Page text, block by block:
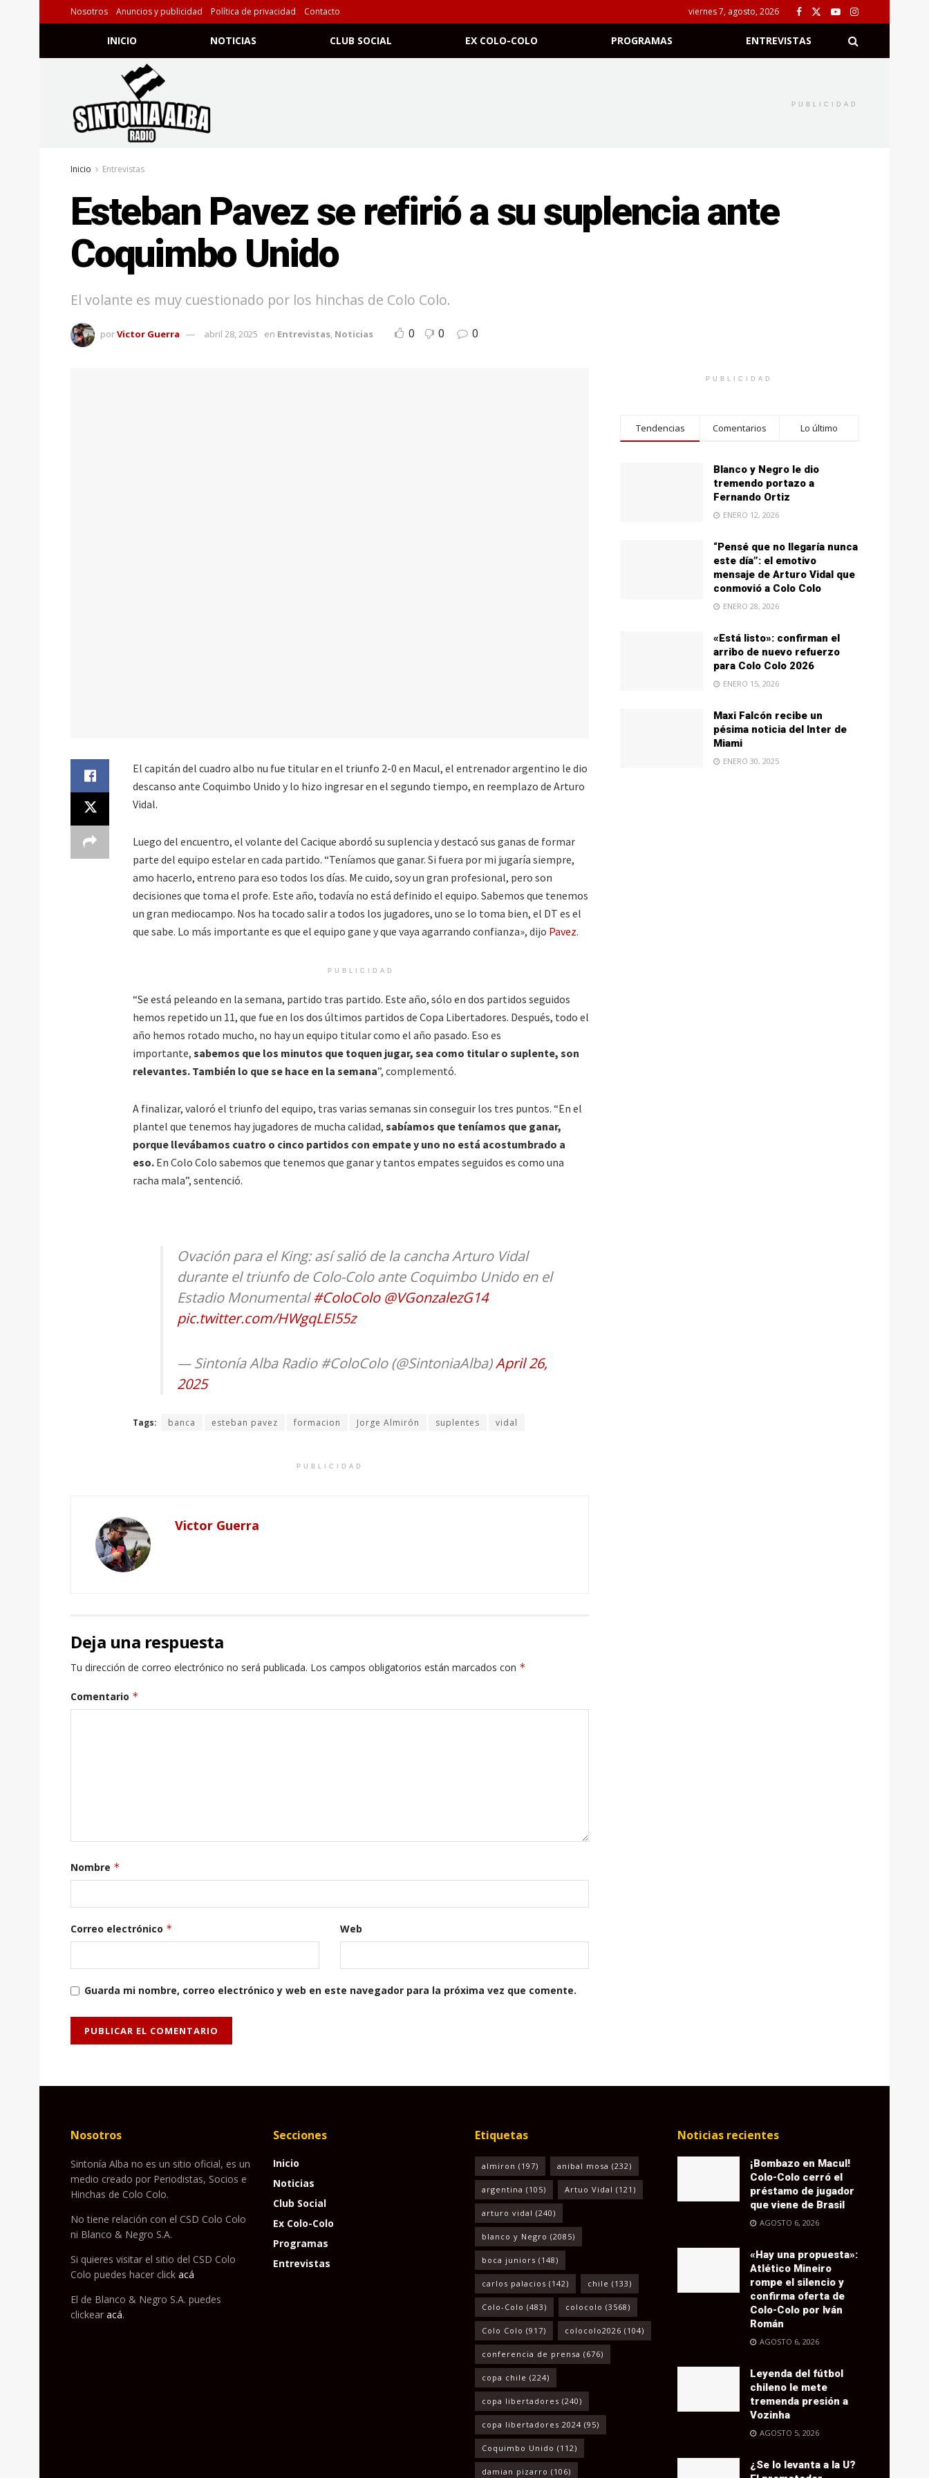
Nosotros Anuncios y publicidad Política de privacidad Contacto viernes 7, agosto, 2026
INICIO NOTICIAS CLUB SOCIAL EX COLO-COLO PROGRAMAS ENTREVISTAS
PUBLICIDAD
Inicio Entrevistas
Esteban Pavez se refirió a su suplencia ante
Coquimbo Unido
El volante es muy cuestionado por los hinchas de Colo Colo.
porVictor Guerra abril 28, 2025 en Entrevistas, Noticias 0 0 0
El capitán del cuadro albo nu fue titular en el triunfo 2-0 en Macul, el entrenador argentino le dio
descanso ante Coquimbo Unido y lo hizo ingresar en el segundo tiempo, en reemplazo de Arturo
Vidal.
Luego del encuentro, el volante del Cacique abordó su suplencia y destacó sus ganas de formar
parte del equipo estelar en cada partido. “Teníamos que ganar. Si fuera por mi jugaría siempre,
amo hacerlo, entreno para eso todos los días. Me cuido, soy un gran profesional, pero son
decisiones que toma el profe. Este año, todavía no está definido el equipo. Sabemos que tenemos
un gran mediocampo. Nos ha tocado salir a todos los jugadores, uno se lo toma bien, el DT es el
que sabe. Lo más importante es que el equipo gane y que vaya agarrando confianza», dijo Pavez.
PUBLICIDAD
“Se está peleando en la semana, partido tras partido. Este año, sólo en dos partidos seguidos
hemos repetido un 11, que fue en los dos últimos partidos de Copa Libertadores. Después, todo el
año hemos rotado mucho, no hay un equipo titular como el año pasado. Eso es
importante, sabemos que los minutos que toquen jugar, sea como titular o suplente, son
relevantes. También lo que se hace en la semana”, complementó.
A finalizar, valoró el triunfo del equipo, tras varias semanas sin conseguir los tres puntos. “En el
plantel que tenemos hay jugadores de mucha calidad, sabíamos que teníamos que ganar,
porque llevábamos cuatro o cinco partidos con empate y uno no está acostumbrado a
eso. En Colo Colo sabemos que tenemos que ganar y tantos empates seguidos es como una
racha mala”, sentenció.
Ovación para el King: así salió de la cancha Arturo Vidal
durante el triunfo de Colo-Colo ante Coquimbo Unido en el
Estadio Monumental#ColoColo @VGonzalezG14
pic.twitter.com/HWgqLEI55z
— Sintonía Alba Radio #ColoColo (@SintoniaAlba)April 26,
2025
Tags: banca esteban pavez formacion Jorge Almirón suplentes vidal
PUBLICIDAD
Victor Guerra
Deja una respuesta
Tu dirección de correo electrónico no será publicada. Los campos obligatorios están marcados con *
Comentario *
Nombre *
Correo electrónico * Web
Guarda mi nombre, correo electrónico y web en este navegador para la próxima vez que comente.
PUBLICIDAD
Tendencias Comentarios Lo último
Blanco y Negro le dio
tremendo portazo a
Fernando Ortiz
ENERO 12, 2026
“Pensé que no llegaría nunca
este día”: el emotivo
mensaje de Arturo Vidal que
conmovió a Colo Colo
ENERO 28, 2026
«Está listo»: confirman el
arribo de nuevo refuerzo
para Colo Colo 2026
ENERO 15, 2026
Maxi Falcón recibe un
pésima noticia del Inter de
Miami
ENERO 30, 2025
Nosotros
Sintonía Alba no es un sitio oficial, es un
medio creado por Periodistas, Socios e
Hinchas de Colo Colo.
No tiene relación con el CSD Colo Colo
ni Blanco & Negro S.A.
Si quieres visitar el sitio del CSD Colo
Colo puedes hacer click acá
El de Blanco & Negro S.A. puedes
clickear acá.
Secciones
Inicio
Noticias
Club Social
Ex Colo-Colo
Programas
Entrevistas
Etiquetas
almiron (197) anibal mosa (232)
argentina (105) Artuo Vidal (121)
arturo vidal (240)
blanco y Negro (2085)
boca juniors (148)
carlos palacios (142) chile (133)
Colo-Colo (483) colocolo (3568)
Colo Colo (917) colocolo2026 (104)
conferencia de prensa (676)
copa chile (224)
copa libertadores (240)
copa libertadores 2024 (95)
Coquimbo Unido (112)
damian pizarro (106)
Noticias recientes
¡Bombazo en Macul!
Colo-Colo cerró el
préstamo de jugador
que viene de Brasil
AGOSTO 6, 2026
«Hay una propuesta»:
Atlético Mineiro
rompe el silencio y
confirma oferta de
Colo-Colo por Iván
Román
AGOSTO 6, 2026
Leyenda del fútbol
chileno le mete
tremenda presión a
Vozinha
AGOSTO 5, 2026
¿Se lo levanta a la U?